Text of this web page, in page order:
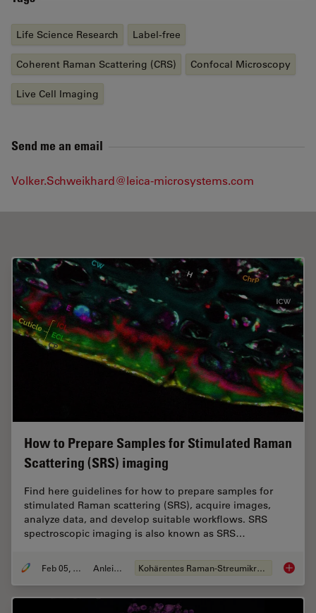
Life Science Research Label-free
Coherent Raman Scattering (CRS) Confocal Microscopy
Live Cell Imaging
Send me an email
Volker.Schweikhard@leica-microsystems.com
How to Prepare Samples for Stimulated Raman
Scattering (SRS) imaging
Find here guidelines for how to prepare samples for
stimulated Raman scattering (SRS), acquire images,
analyze data, and develop suitable workflows. SRS
spectroscopic imaging is also known as SRS…
Feb 05, 2024 Anleitung Kohärentes Raman-Streumikroskop (CRS) How to